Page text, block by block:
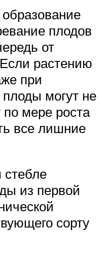
плодов
от
растению
при
могут не
по мере роста
все лишние
из первой
сорту